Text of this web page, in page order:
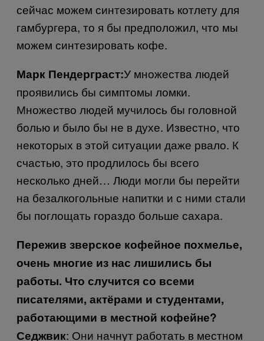
сейчас можем синтезировать котлету для
гамбургера, то я бы предположил, что мы
можем синтезировать кофе.
Марк Пендерграст:У множества людей
проявились бы симптомы ломки.
Множество людей мучилось бы головной
болью и было бы не в духе. Известно, что
некоторых в этой ситуации даже рвало. К
счастью, это продлилось бы всего
несколько дней… Люди могли бы перейти
на безалкогольные напитки и с ними стали
бы поглощать гораздо больше сахара.
Пережив зверское кофейное похмелье,
очень многие из нас лишились бы
работы. Что случится со всеми
писателями, актёрами и студентами,
работающими в местной кофейне?
Седжвик: Они начнут работать в местном